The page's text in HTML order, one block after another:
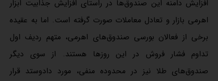
افزایش دامنه این صندوق‌‌ها در راستای افزایش جذابیت ابزار
اهرمی بازار و تعادل معاملات صورت گرفته است. اما به عقیده
برخی از فعالان بورسی صندوق‌‌های اهرمی، متهم ردیف اول
تداوم فشار فروش در این روزها هستند. از سوی دیگر
صندوق‌‌های طلا نیز در محدوده منفی، مورد دادوستد قرار